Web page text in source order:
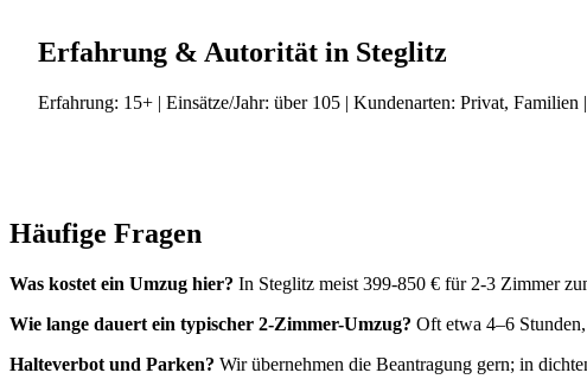
Erfahrung & Autorität in Steglitz
Erfahrung: 15+ | Einsätze/Jahr: über 105 | Kundenarten: Privat, Familien
Häufige Fragen
Was kostet ein Umzug hier? In Steglitz meist 399-850 € für 2-3 Zimmer
Wie lange dauert ein typischer 2-Zimmer-Umzug? Oft etwa 4–6
Halteverbot und Parken? Wir übernehmen die Beantragung gern; in